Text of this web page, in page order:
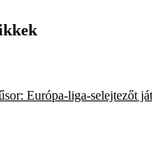
Európa-liga-selejtezőt